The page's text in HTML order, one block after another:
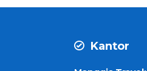
Kantor